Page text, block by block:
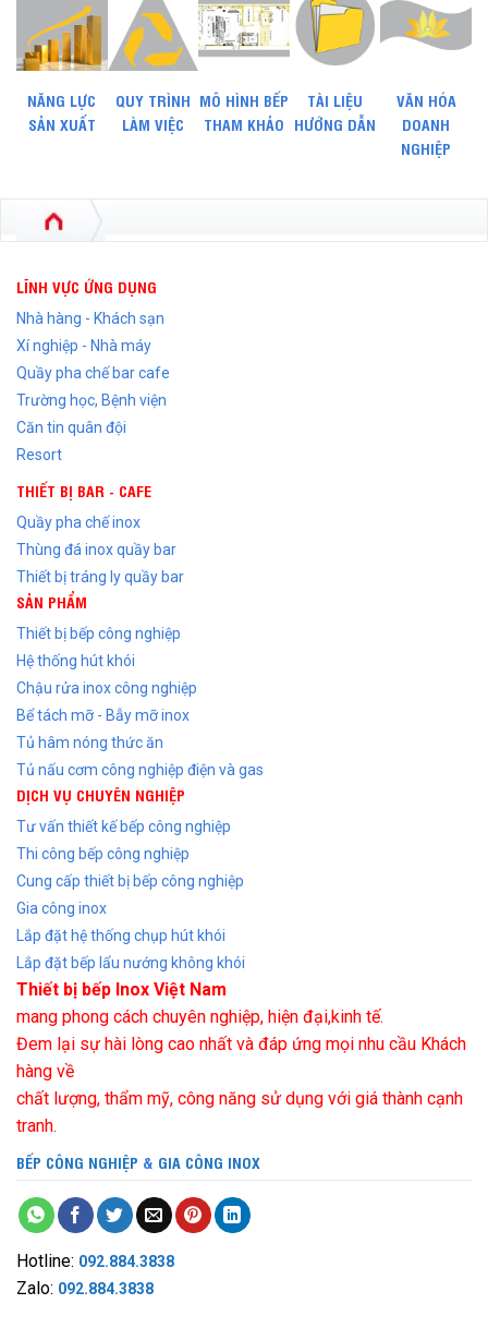
NĂNG LỰC
SẢN XUẤT
QUY TRÌNH
LÀM VIỆC
MÔ HÌNH BẾP
THAM KHẢO
TÀI LIỆU
HƯỚNG DẪN
VĂN HÓA
DOANH
NGHIỆP
LĨNH VỰC ỨNG DỤNG
Nhà hàng - Khách sạn
Xí nghiệp - Nhà máy
Quầy pha chế bar cafe
Trường học, Bệnh viện
Căn tin quân đội
Resort
THIẾT BỊ BAR - CAFE
Quầy pha chế inox
Thùng đá inox quầy bar
Thiết bị tráng ly quầy bar
SẢN PHẨM
Thiết bị bếp công nghiệp
Hệ thống hút khói
Chậu rửa inox công nghiệp
Bể tách mỡ - Bẫy mỡ inox
Tủ hâm nóng thức ăn
Tủ nấu cơm công nghiệp điện và gas
DỊCH VỤ CHUYÊN NGHIỆP
Tư vấn thiết kế bếp công nghiệp
Thi công bếp công nghiệp
Cung cấp thiết bị bếp công nghiệp
Gia công inox
Lắp đặt hệ thống chụp hút khói
Lắp đặt bếp lẩu nướng không khói
Thiết bị bếp Inox Việt Nam
mang phong cách chuyên nghiệp, hiện đại,kinh tế.
Đem lại sự hài lòng cao nhất và đáp ứng mọi nhu cầu Khách
hàng về
chất lượng, thẩm mỹ, công năng sử dụng với giá thành cạnh
tranh.
BẾP CÔNG NGHIỆP & GIA CÔNG INOX
Hotline: 092.884.3838
Zalo: 092.884.3838